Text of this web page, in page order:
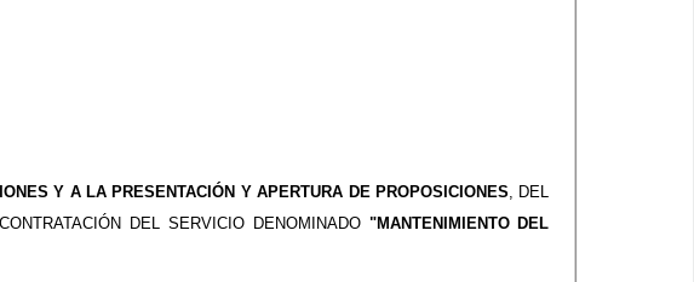
Y A LA PRESENTACIÓN Y APERTURA DE PROPOSICIONES, DEL
DEL SERVICIO DENOMINADO "MANTENIMIENTO DEL